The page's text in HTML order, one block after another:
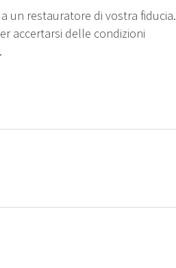
un restauratore di vostra fiducia.
accertarsi delle condizioni